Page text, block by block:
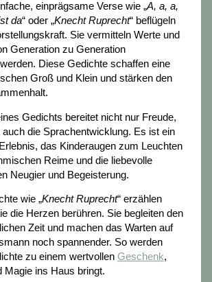
einprägsame Verse wie „A, a, a,
da“ oder „Knecht Ruprecht“ beflügeln
Sie vermitteln Werte und
Generation zu Generation
Diese Gedichte schaffen eine
Groß und Klein und stärken den
Gedichts bereitet nicht nur Freude,
die Sprachentwicklung. Es ist ein
das Kinderaugen zum Leuchten
Reime und die liebevolle
Neugier und Begeisterung.
wie „Knecht Ruprecht“ erzählen
die Herzen berühren. Sie begleiten den
Zeit und machen das Warten auf
noch spannender. So werden
zu einem wertvollen Geschenk,
Magie ins Haus bringt.